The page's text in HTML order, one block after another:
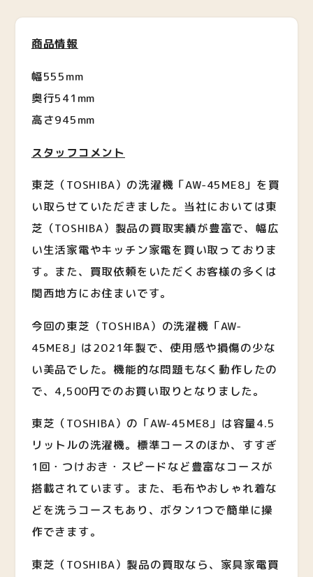
商品情報
幅555mm
奥行541mm
高さ945mm
スタッフコメント
東芝（TOSHIBA）の洗濯機「AW-45ME8」を買
い取らせていただきました。当社においては東
芝（TOSHIBA）製品の買取実績が豊富で、幅広
い生活家電やキッチン家電を買い取っておりま
す。また、買取依頼をいただくお客様の多くは
関西地方にお住まいです。
今回の東芝（TOSHIBA）の洗濯機「AW-
45ME8」は2021年製で、使用感や損傷の少な
い美品でした。機能的な問題もなく動作したの
で、4,500円でのお買い取りとなりました。
東芝（TOSHIBA）の「AW-45ME8」は容量4.5
リットルの洗濯機。標準コースのほか、すすぎ
1回・つけおき・スピードなど豊富なコースが
搭載されています。また、毛布やおしゃれ着な
どを洗うコースもあり、ボタン1つで簡単に操
作できます。
東芝（TOSHIBA）製品の買取なら、家具家電買